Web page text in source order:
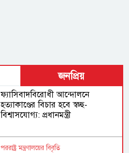
জনপ্রিয়
ফ্যাসিবাদবিরোধী আন্দোলনে
হত্যাকাণ্ডের বিচার হবে স্বচ্ছ-
বিশ্বাসযোগ্য: প্রধানমন্ত্রী
পররাষ্ট্র মন্ত্রণালয়ের বিবৃতি